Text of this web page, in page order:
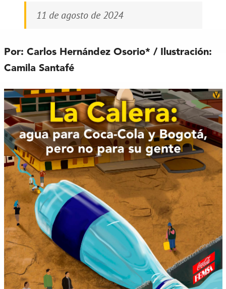
11 de agosto de 2024
Por: Carlos Hernández Osorio* / Ilustración:
Camila Santafé